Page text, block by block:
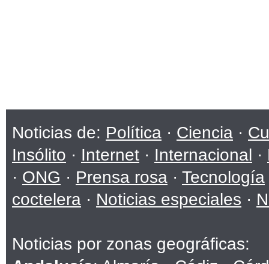
Noticias de: Política · Ciencia ·
Insólito · Internet · Internacional ·
· ONG · Prensa rosa · Tecnología
coctelera · Noticias especiales ·
Noticias por zonas geográficas: